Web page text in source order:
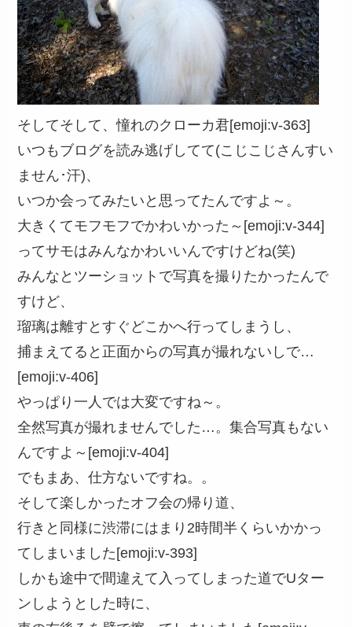
そしてそして、憧れのクローカ君[emoji:v-363]
いつもブログを読み逃げしてて(こじこじさんすい
ません･汗)、
いつか会ってみたいと思ってたんですよ～。
大きくてモフモフでかわいかった～[emoji:v-344]
ってサモはみんなかわいいんですけどね(笑)
みんなとツーショットで写真を撮りたかったんで
すけど、
瑠璃は離すとすぐどこかへ行ってしまうし、
捕まえてると正面からの写真が撮れないしで…
[emoji:v-406]
やっぱり一人では大変ですね～。
全然写真が撮れませんでした…。集合写真もない
んですよ～[emoji:v-404]
でもまあ、仕方ないですね。。
そして楽しかったオフ会の帰り道、
行きと同様に渋滞にはまり2時間半くらいかかっ
てしまいました[emoji:v-393]
しかも途中で間違えて入ってしまった道でUター
ンしようとした時に、